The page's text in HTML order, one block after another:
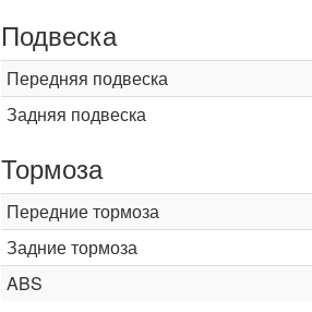
Подвеска
Передняя подвеска
Задняя подвеска
Тормоза
Передние тормоза
Задние тормоза
ABS